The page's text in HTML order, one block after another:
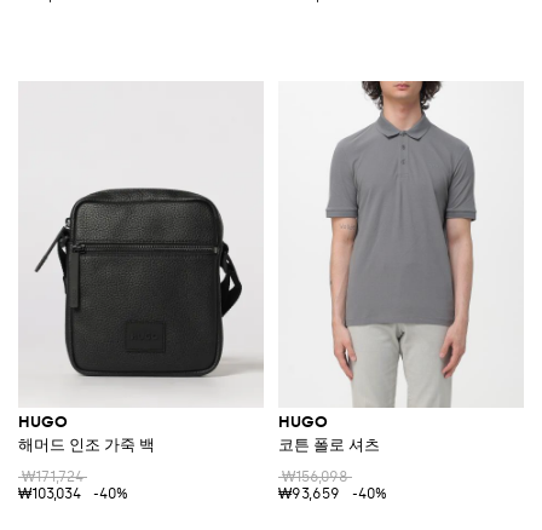
HUGO
해머드 인조 가죽 백
₩171,724
₩103,034
-40%
HUGO
코튼 폴로 셔츠
₩156,098
₩93,659
-40%